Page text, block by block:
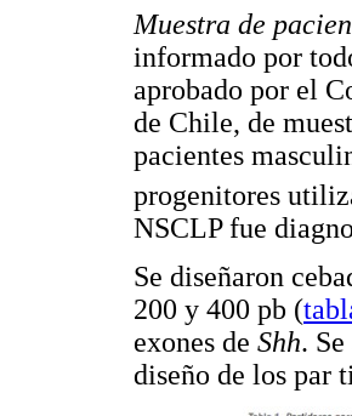
Muestra de
informado por
aprobado por el
de Chile, de
pacientes
progenitores
NSCLP fue
Se diseñaron
200 y 400 pb (
exones de Shh.
diseño de los par